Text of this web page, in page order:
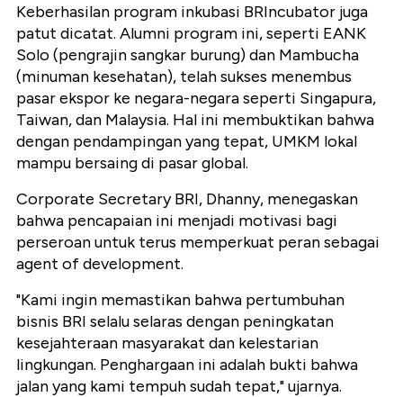
Keberhasilan program inkubasi BRIncubator juga
patut dicatat. Alumni program ini, seperti EANK
Solo (pengrajin sangkar burung) dan Mambucha
(minuman kesehatan), telah sukses menembus
pasar ekspor ke negara-negara seperti Singapura,
Taiwan, dan Malaysia. Hal ini membuktikan bahwa
dengan pendampingan yang tepat, UMKM lokal
mampu bersaing di pasar global.
Corporate Secretary BRI, Dhanny, menegaskan
bahwa pencapaian ini menjadi motivasi bagi
perseroan untuk terus memperkuat peran sebagai
agent of development.
"Kami ingin memastikan bahwa pertumbuhan
bisnis BRI selalu selaras dengan peningkatan
kesejahteraan masyarakat dan kelestarian
lingkungan. Penghargaan ini adalah bukti bahwa
jalan yang kami tempuh sudah tepat," ujarnya.